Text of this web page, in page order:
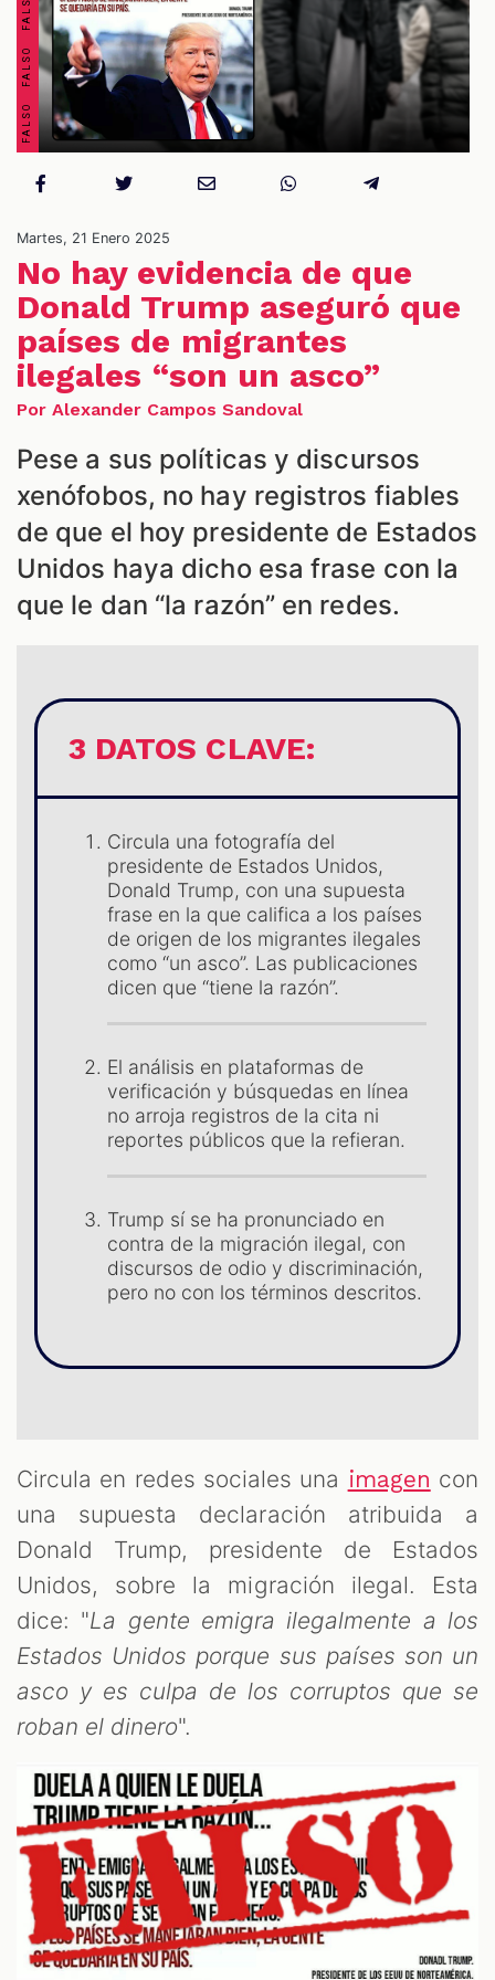
Martes, 21 Enero 2025
No hay evidencia de que
Donald Trump aseguró que
países de migrantes
ilegales “son un asco”
Por Alexander Campos Sandoval
Pese a sus políticas y discursos
xenófobos, no hay registros fiables
de que el hoy presidente de Estados
Unidos haya dicho esa frase con la
que le dan “la razón” en redes.
3 DATOS CLAVE:
Circula una fotografía del
presidente de Estados Unidos,
Donald Trump, con una supuesta
frase en la que califica a los países
de origen de los migrantes ilegales
como “un asco”. Las publicaciones
dicen que “tiene la razón”.
El análisis en plataformas de
verificación y búsquedas en línea
no arroja registros de la cita ni
reportes públicos que la refieran.
Trump sí se ha pronunciado en
contra de la migración ilegal, con
discursos de odio y discriminación,
pero no con los términos descritos.
Circula en redes sociales una imagen con
una supuesta declaración atribuida a
Donald Trump, presidente de Estados
Unidos, sobre la migración ilegal. Esta
dice: "La gente emigra ilegalmente a los
Estados Unidos porque sus países son un
asco y es culpa de los corruptos que se
roban el dinero".